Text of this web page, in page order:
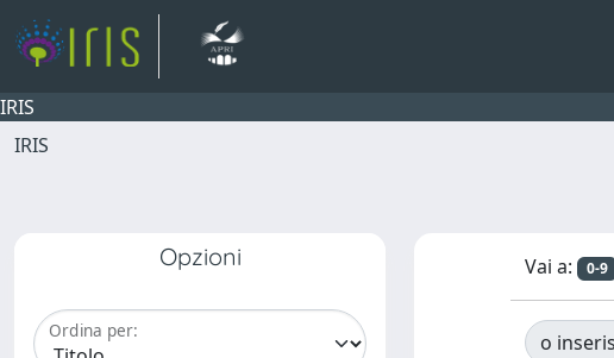
IRIS
IRIS
Opzioni
Ordina per:
Vai a: 0-9
o